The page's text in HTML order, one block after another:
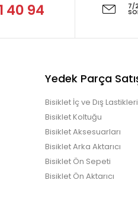
40 94 7/
Yedek Parça
Bisiklet İç ve Dış Lastikleri
Bisiklet Koltuğu
Bisiklet Aksesuarları
Bisiklet Arka Aktarıcı
Bisiklet Ön Sepeti
Bisiklet Ön Aktarıcı